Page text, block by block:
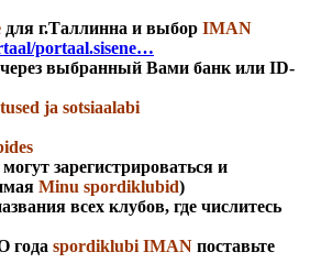
для г.Таллинна и выбор IMAN
portaal.sisene…
выбранный Вами банк или ID-
ja sotsiaalabi
зарегистрироваться и
Minu spordiklubid)
всех клубов, где числитесь
года spordiklubi IMAN поставьте